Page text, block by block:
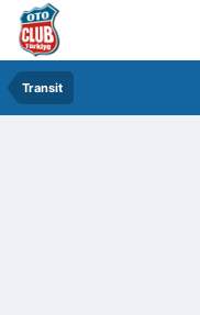
Transit